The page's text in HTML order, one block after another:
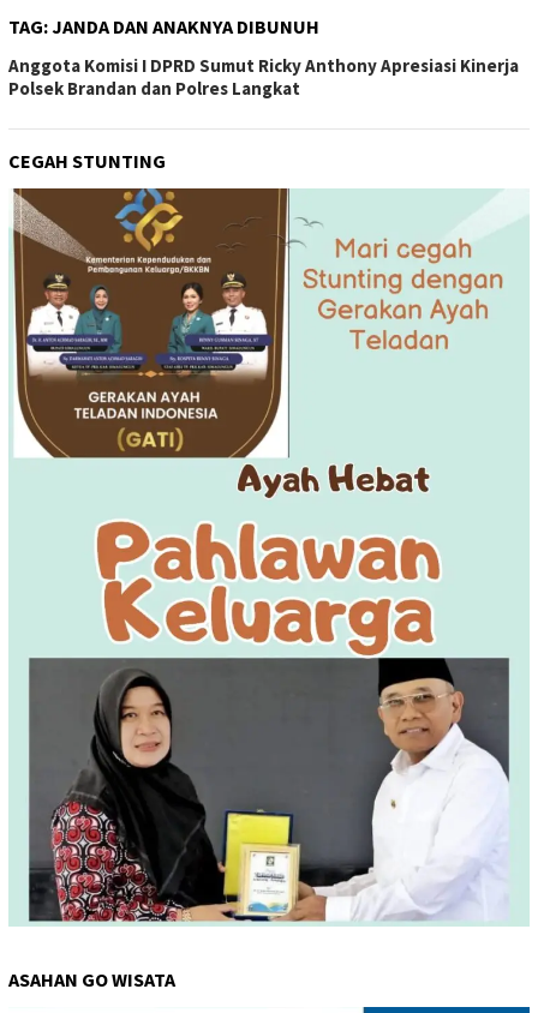
TAG:JANDA DAN ANAKNYA DIBUNUH
Anggota Komisi I DPRD Sumut Ricky Anthony Apresiasi Kinerja
Polsek Brandan dan Polres Langkat
CEGAH STUNTING
ASAHAN GO WISATA